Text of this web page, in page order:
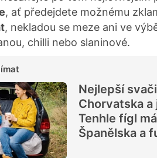
, ať předejdete možnému
, nekladou se meze ani ve
chilli nebo slaninové.
Nejlepší
Chorvatska
Tenhle fígl
Španělska a